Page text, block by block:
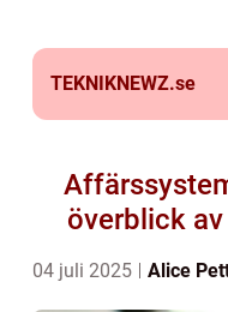
TEKNIKNEWZ.se
överblick
04 juli 2025 Alice